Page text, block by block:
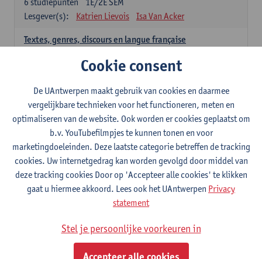
Lesgever(s):
Katrien Lievois Isa Van Acker
Textes, genres, discours en langue française
Kris Peeters
Spaans: verplichte opleidingsonderdelen
Gramática española 1
1E SEM
studiepunten
Lesgever(s):
Anne Verhaert
Gramática española 2
2E SEM
3studiepunten
Anne Verhaert
Lengua española: Destrezas básicas
Sabela Moreno Pereiro
Cookie consent
De UAntwerpen maakt gebruik van cookies en daarmee
vergelijkbare technieken voor het functioneren, meten en
optimaliseren van de website. Ook worden er cookies geplaatst om
b.v. YouTubefilmpjes te kunnen tonen en voor
marketingdoeleinden. Deze laatste categorie betreffen de tracking
cookies. Uw internetgedrag kan worden gevolgd door middel van
deze tracking cookies Door op 'Accepteer alle cookies' te klikken
gaat u hiermee akkoord. Lees ook het UAntwerpen Privacy
statement
Stel je persoonlijke voorkeuren in
Accepteer alle cookies